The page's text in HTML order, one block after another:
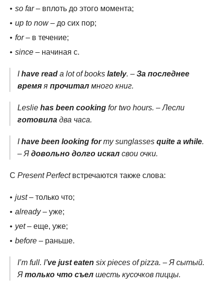
so far– вплоть до этого момента;
up to now– до сих пор;
for– в течение;
since – начиная с.
Ihave read a lot of books lately. – За последнее
время я прочитал много книг.
Leslie has been cooking for two hours. – Лесли
готовила два часа.
Ihave been looking formy sunglasses quite a while.
– Я довольно долго искал свои очки.
С Present Perfectвстречаются также слова:
just– только что;
already– уже;
yet– еще, уже;
before – раньше.
I’m full. I’ve just eaten six pieces of pizza. – Я сытый.
Я только что съел шесть кусочков пиццы.